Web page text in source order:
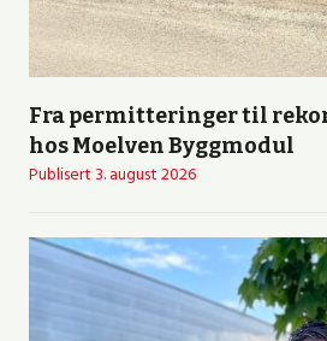
Fra permitteringer til
hos Moelven Byggmodul
Publisert 3. august 2026